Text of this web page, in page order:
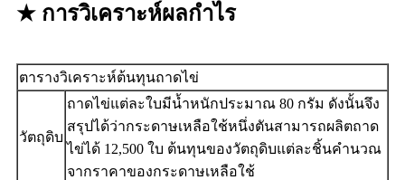
★ การวิเคราะห์ผลกำไร
ตารางวิเคราะห์ต้นทุนถาดไข่
วัตถุดิบ
ถาดไข่แต่ละใบมีน้ำหนักประมาณ 80 กรัม ดังนั้นจึง
สรุปได้ว่ากระดาษเหลือใช้หนึ่งตันสามารถผลิตถาด
ไข่ได้ 12,500 ใบ ต้นทุนของวัตถุดิบแต่ละชิ้นคำนวณ
จากราคาของกระดาษเหลือใช้